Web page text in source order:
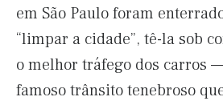
em São Paulo foram
“limpar a cidade”, tê-la sob
o melhor tráfego dos carros
famoso trânsito tenebroso